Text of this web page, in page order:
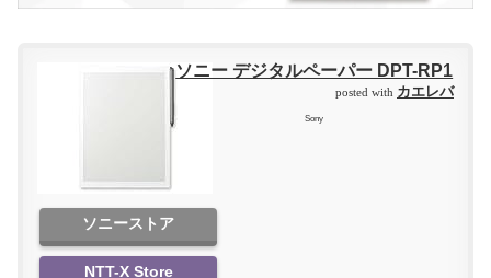
ソニー デジタルペーパー DPT-RP1
posted with カエレバ
Sony
ソニーストア
NTT-X Store